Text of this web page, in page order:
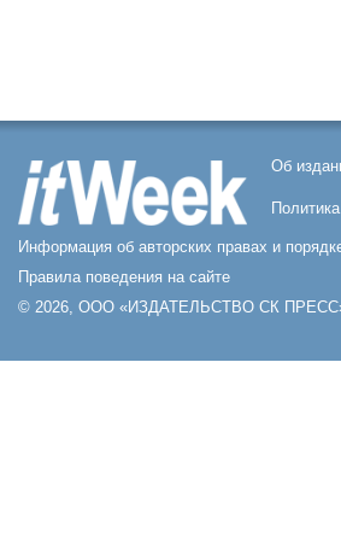
Об
Информация об авторских правах и
Правила поведения на сайте
© 2026, ООО «ИЗДАТЕЛЬСТВО СК